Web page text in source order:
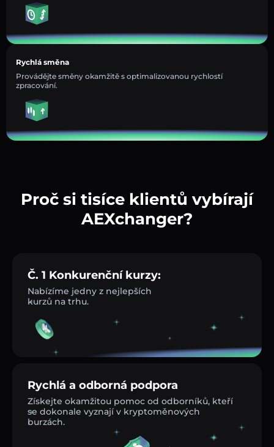
Rychlá směna
Provádějte směny okamžitě s optimalizovanou rychlostí
zpracování.
Proč si tisíce klientů vybírají
AEXchanger?
Č. 1 Konkurenční kurzy:
Nabízíme jedny z nejlepších
kurzů na trhu.
Rychlá a odborná podpora
Získejte okamžitou pomoc od odborníků, kteří
se dokonale vyznají v kryptoměnových
burzách.